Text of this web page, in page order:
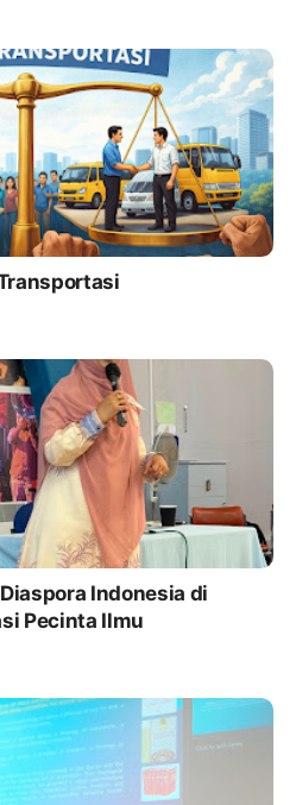
Indonesia di
Pecinta Ilmu